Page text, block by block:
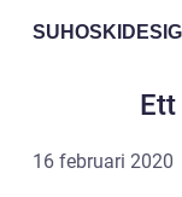
16 februari 2020